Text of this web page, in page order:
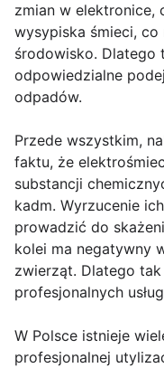
zmian w elektronice,
wysypiska śmieci, co
środowisko. Dlatego
odpowiedzialne
odpadów.
Przede wszystkim,
faktu, że
substancji
kadm. Wyrzucenie
prowadzić do
kolei ma negatywny
zwierząt. Dlatego
profesjonalnych
W Polsce istnieje
profesjonalnej